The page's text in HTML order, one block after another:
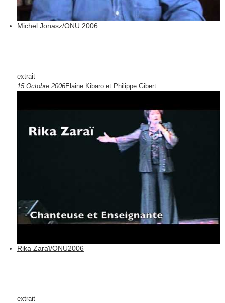
Michel Jonasz/ONU 2006
extrait
15 Octobre 2006Elaine Kibaro et Philippe Gibert
Rika Zaraï/ONU2006
extrait